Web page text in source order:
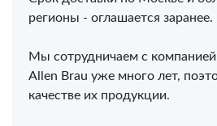
регионы - оглашается заранее.
Мы сотрудничаем с
Allen Brau уже много лет,
качестве их продукции.